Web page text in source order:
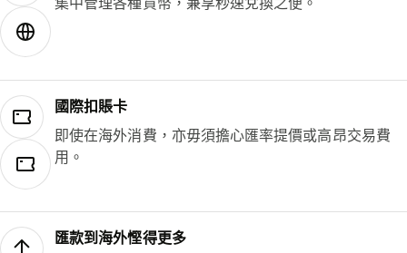
國際扣賬卡
即使在海外消費，亦毋須擔心匯率提價或高昂交易費
用。
匯款到海外慳得更多